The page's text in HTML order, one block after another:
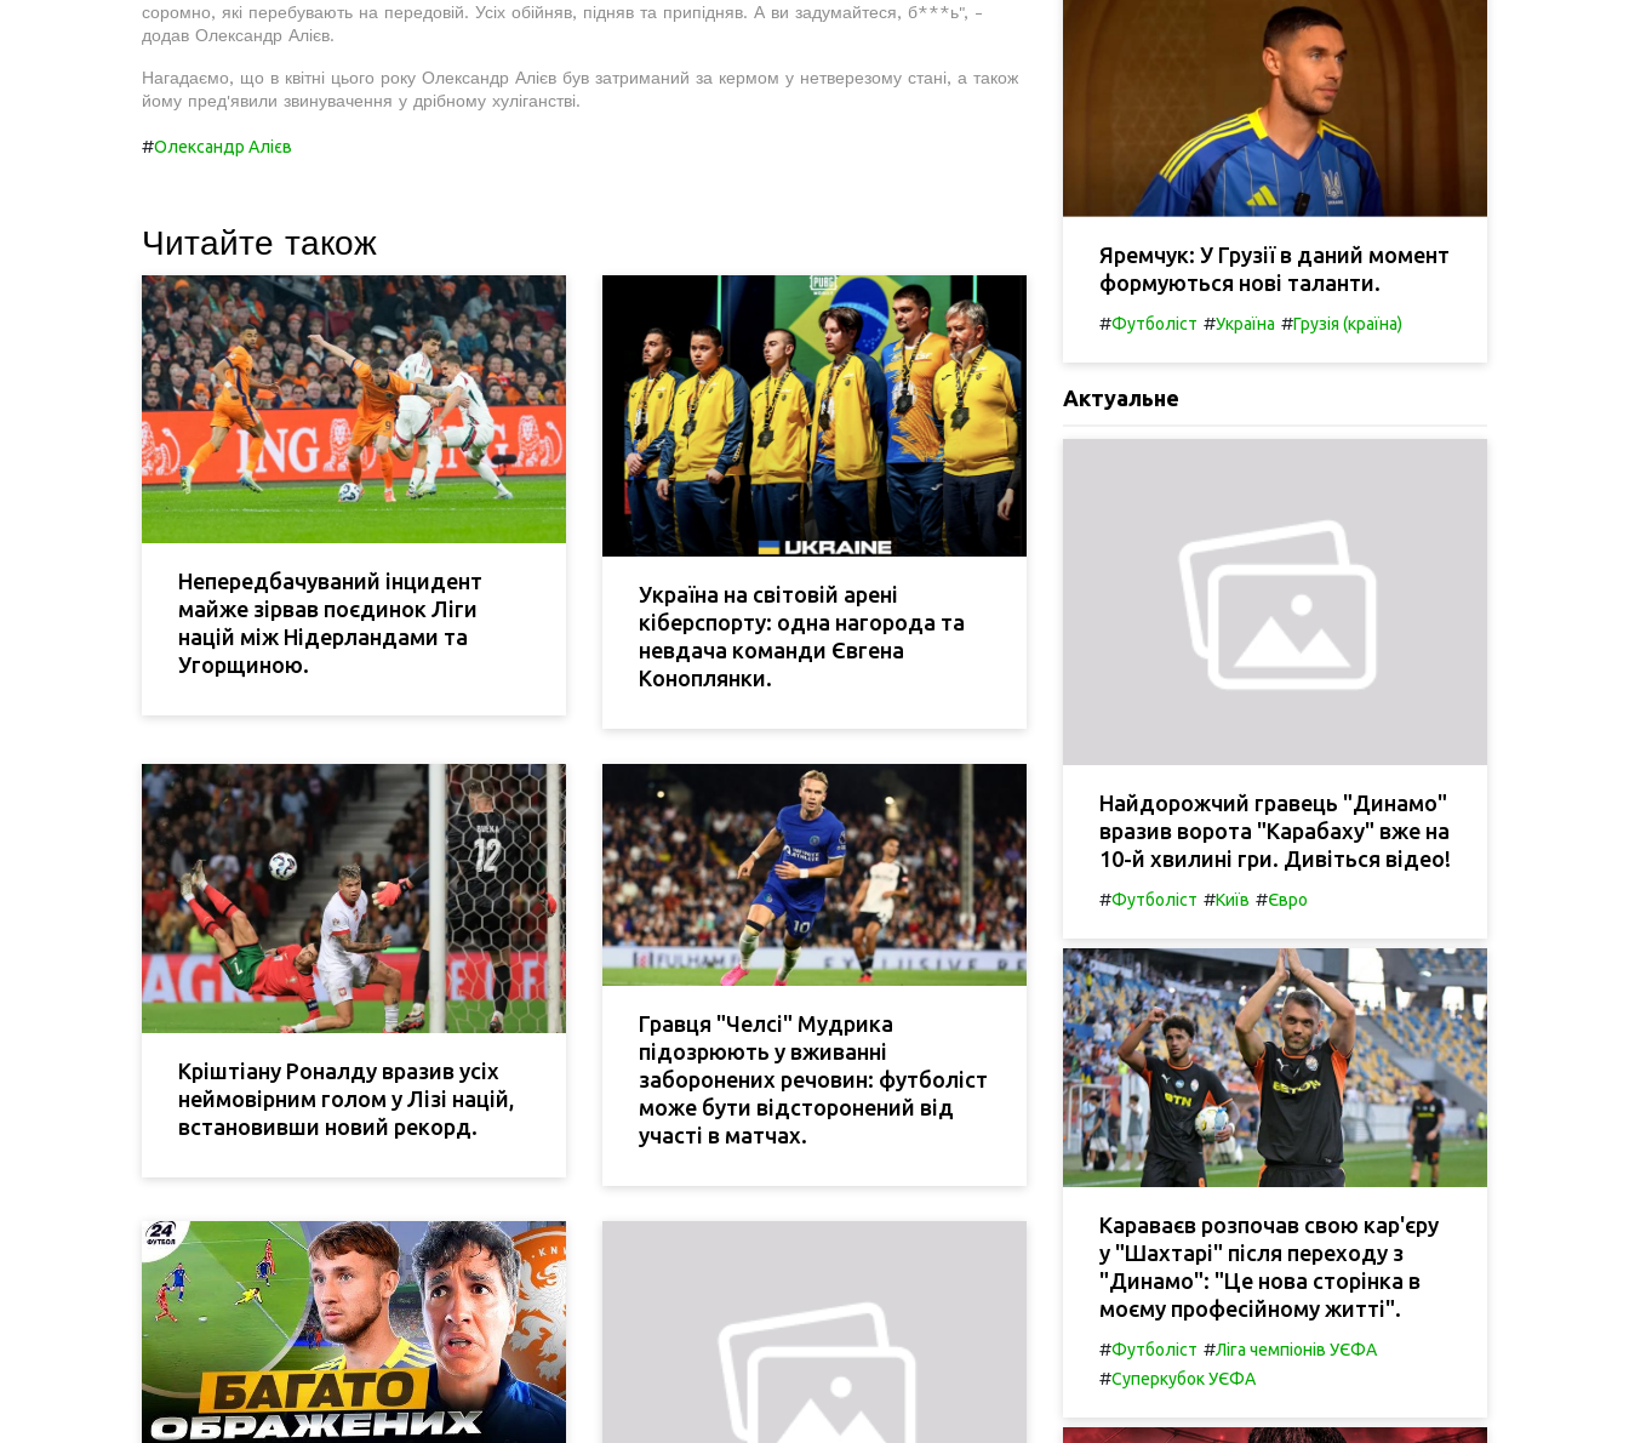
соромно, які перебувають на передовій. Усіх обійняв, підняв та припідняв. А ви задумайтеся, б***ь", -
додав Олександр Алієв.
Нагадаємо, що в квітні цього року Олександр Алієв був затриманий за кермом у нетверезому стані, а також
йому пред'явили звинувачення у дрібному хуліганстві.
#Олександр Алієв
Читайте також
Непередбачуваний інцидент
майже зірвав поєдинок Ліги
націй між Нідерландами та
Угорщиною.
Україна на світовій арені
кіберспорту: одна нагорода та
невдача команди Євгена
Коноплянки.
Кріштіану Роналду вразив усіх
неймовірним голом у Лізі націй,
встановивши новий рекорд.
Гравця "Челсі" Мудрика
підозрюють у вживанні
заборонених речовин: футболіст
може бути відсторонений від
участі в матчах.
Яремчук: У Грузії в даний момент
формуються нові таланти.
#Футболіст #Україна #Грузія (країна)
Актуальне
Найдорожчий гравець "Динамо"
вразив ворота "Карабаху" вже на
10-й хвилині гри. Дивіться відео!
#Футболіст #Київ #Євро
Караваєв розпочав свою кар'єру
у "Шахтарі" після переходу з
"Динамо": "Це нова сторінка в
моєму професійному житті".
#Футболіст #Ліга чемпіонів УЄФА
#Суперкубок УЄФА